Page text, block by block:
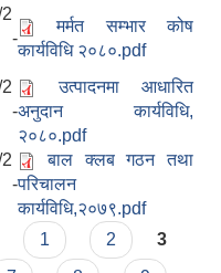
-
मर्मत सम्भार कोष
कार्यविधि २०८०.pdf
-
उत्पादनमा आधारित
अनुदान कार्यविधि,
२०८०.pdf
-
बाल क्लब गठन तथा
परिचालन
कार्यविधि,२०७९.pdf
1 2
3